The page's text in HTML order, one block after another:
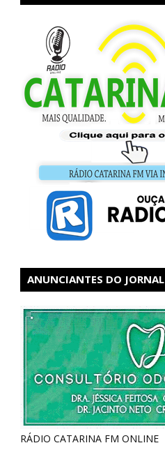
ANUNCIANTES DO JORNAL
RÁDIO CATARINA FM ONLINE